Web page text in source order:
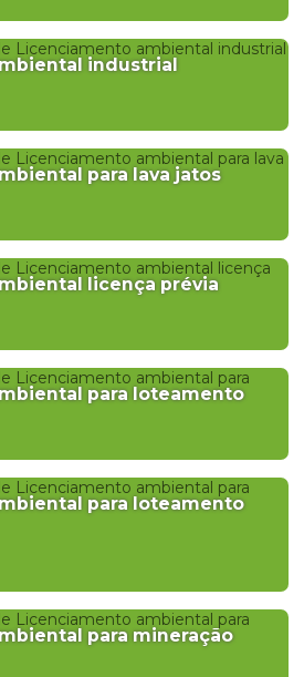
industrial
para lava jatos
licença prévia
para loteamento
para loteamento
para mineração